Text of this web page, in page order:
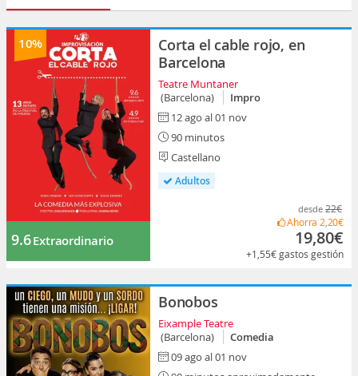
10%
9.6Extraordinario
Corta el cable rojo, en
Barcelona
Teatre Muntaner
(Barcelona)
Impro
12 ago al 01 nov
90 minutos
Castellano
Adultos
desde 22€
Ahorra 2,20€
19,80€
+1,55€gastos gestión
Bonobos
Eixample Teatre
(Barcelona)
Comedia
09 ago al 01 nov